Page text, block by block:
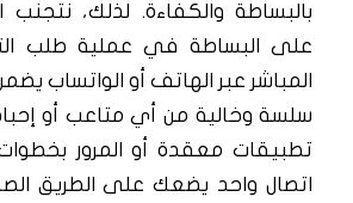
بالبساطة والكفاءة. لذلك، نتجنب
على البساطة في عملية طلب
المباشر عبر الهاتف أو الواتساب
سلسة وخالية من أي متاعب أو
تطبيقات معقدة أو المرور
اتصال واحد يضعك على الطريق